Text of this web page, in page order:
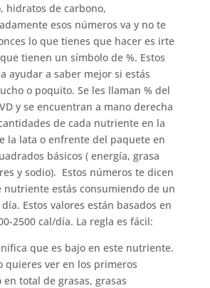
hidratos de carbono,
esos números va y no te
lo que tienes que hacer es irte
tienen un símbolo de %. Estos
ayudar a saber mejor si estás
o poquito. Se les llaman % del
y se encuentran a mano derecha
de cada nutriente en la
la lata o enfrente del paquete en
básicos ( energía, grasa
y sodio). Estos números te dicen
nutriente estás consumiendo de un
Estos valores están basados en
2500 cal/día. La regla es fácil:
que es bajo en este nutriente.
quieres ver en los primeros
total de grasas, grasas